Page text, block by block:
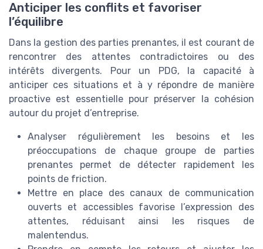
Anticiper les conflits et favoriser
l’équilibre
Dans la gestion des parties prenantes, il est courant de
rencontrer des attentes contradictoires ou des
intérêts divergents. Pour un PDG, la capacité à
anticiper ces situations et à y répondre de manière
proactive est essentielle pour préserver la cohésion
autour du projet d’entreprise.
Analyser régulièrement les besoins et les
préoccupations de chaque groupe de parties
prenantes permet de détecter rapidement les
points de friction.
Mettre en place des canaux de communication
ouverts et accessibles favorise l’expression des
attentes, réduisant ainsi les risques de
malentendus.